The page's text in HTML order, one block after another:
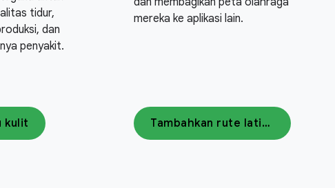
tidur,
dan
penyakit.
kulit
mereka ke aplikasi lain.
Tambahkan rute latihan